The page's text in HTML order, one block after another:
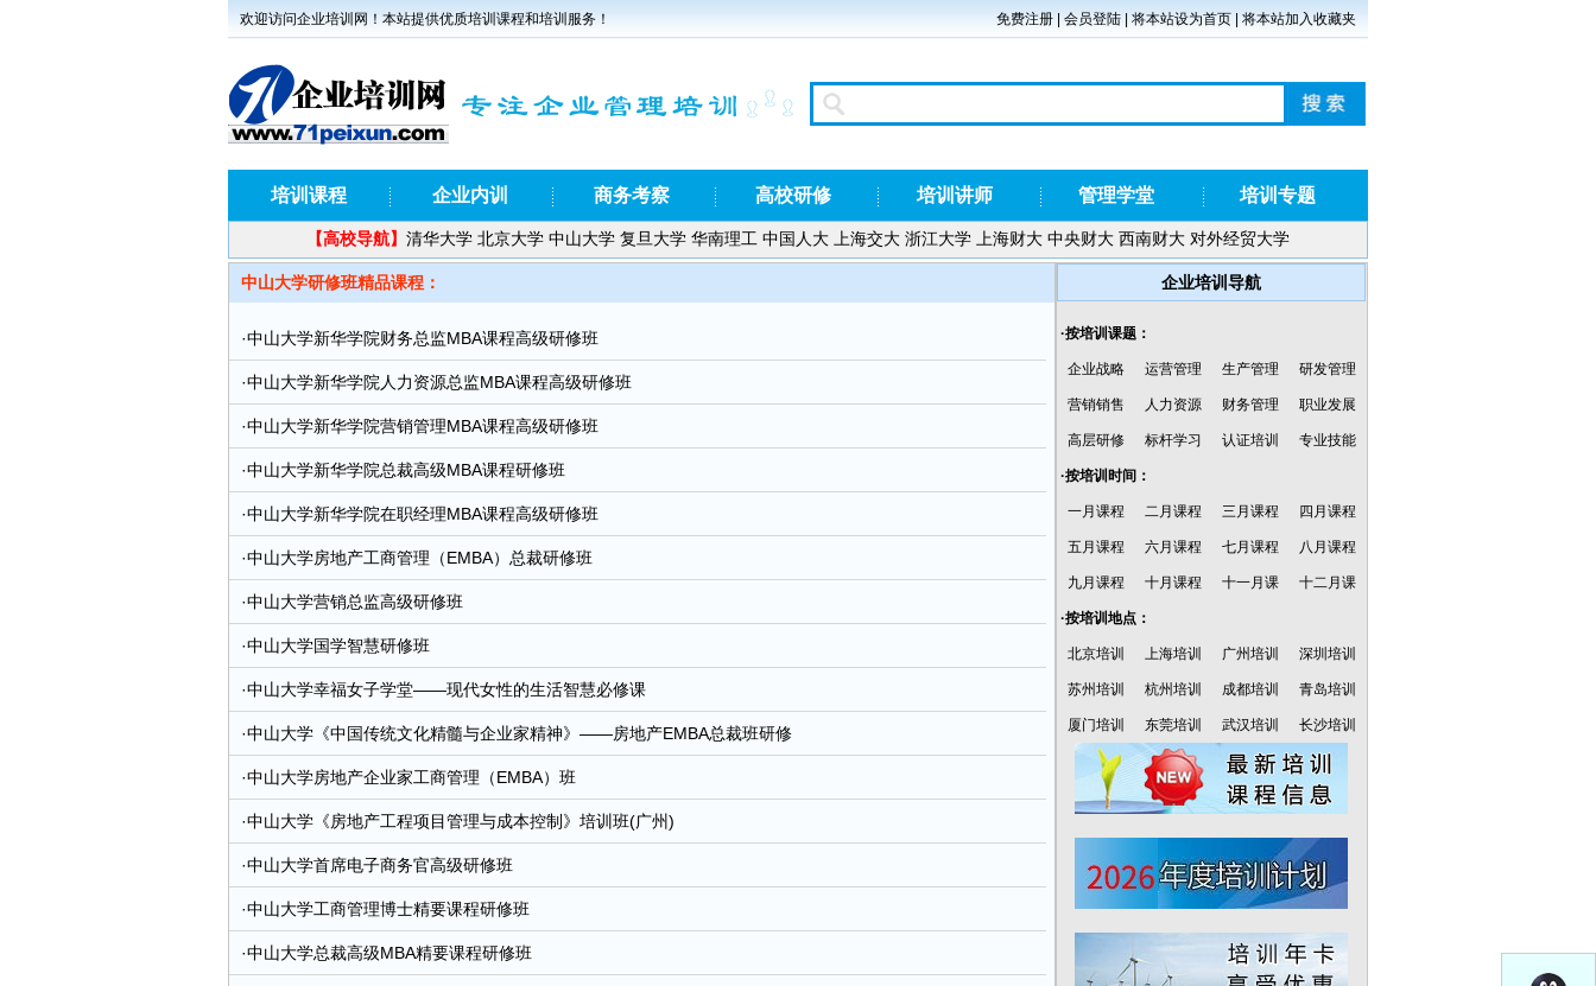
欢迎访问企业培训网！本站提供优质培训课程和培训服务！ 免费注册 会员登陆 将本站设为首页 将本站加入收藏夹
培训课程 企业内训 商务考察 高校研修 培训讲师 管理学堂 培训专题
【高校导航】 清华大学 北京大学 中山大学 复旦大学 华南理工 中国人大 上海交大 浙江大学 上海财大 中央财大 西南财大 对外经贸大学
中山大学研修班精品课程：
·中山大学新华学院财务总监MBA课程高级研修班
·中山大学新华学院人力资源总监MBA课程高级研修班
·中山大学新华学院营销管理MBA课程高级研修班
·中山大学新华学院总裁高级MBA课程研修班
·中山大学新华学院在职经理MBA课程高级研修班
·中山大学房地产工商管理（EMBA）总裁研修班
·中山大学营销总监高级研修班
·中山大学国学智慧研修班
·中山大学幸福女子学堂——现代女性的生活智慧必修课
·中山大学《中国传统文化精髓与企业家精神》——房地产EMBA总裁班研修
·中山大学房地产企业家工商管理（EMBA）班
·中山大学《房地产工程项目管理与成本控制》培训班(广州)
·中山大学首席电子商务官高级研修班
·中山大学工商管理博士精要课程研修班
·中山大学总裁高级MBA精要课程研修班
企业培训导航
·按培训课题：
企业战略 运营管理 生产管理 研发管理
营销销售 人力资源 财务管理 职业发展
高层研修 标杆学习 认证培训 专业技能
·按培训时间：
一月课程 二月课程 三月课程 四月课程
五月课程 六月课程 七月课程 八月课程
九月课程 十月课程 十一月课 十二月课
·按培训地点：
北京培训 上海培训 广州培训 深圳培训
苏州培训 杭州培训 成都培训 青岛培训
厦门培训 东莞培训 武汉培训 长沙培训